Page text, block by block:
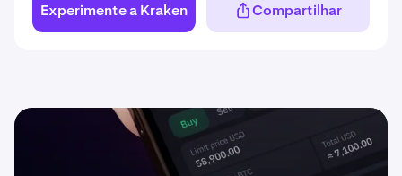
Experimente a Kraken Compartilhar